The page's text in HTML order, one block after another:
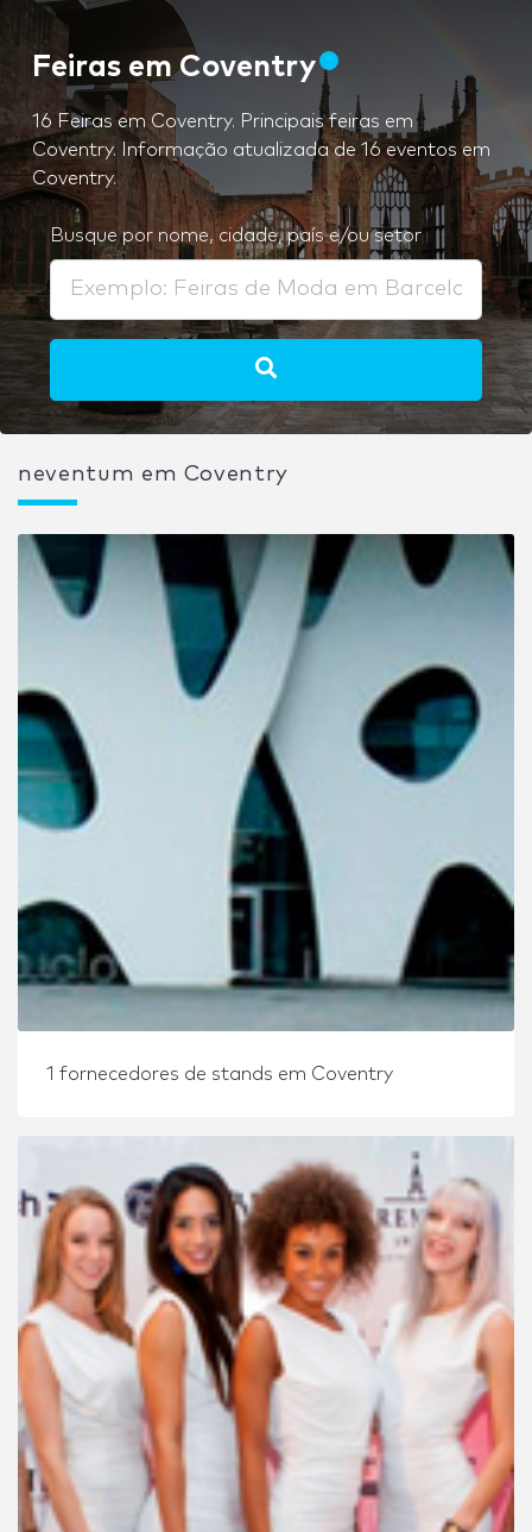
Feiras em Coventry
16 Feiras em Coventry. Principais feiras em
Coventry. Informação atualizada de 16 eventos em
Coventry.
Busque por nome, cidade, país e/ou setor
neventum em Coventry
1 fornecedores de stands em Coventry